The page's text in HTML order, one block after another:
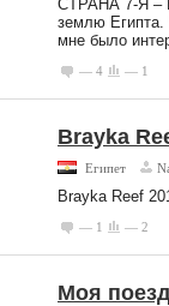
СТРАНА 7-Я –
землю
мне было
— 4 — 1
Brayka
Египет
Brayka Reef
— 1 — 2
Моя